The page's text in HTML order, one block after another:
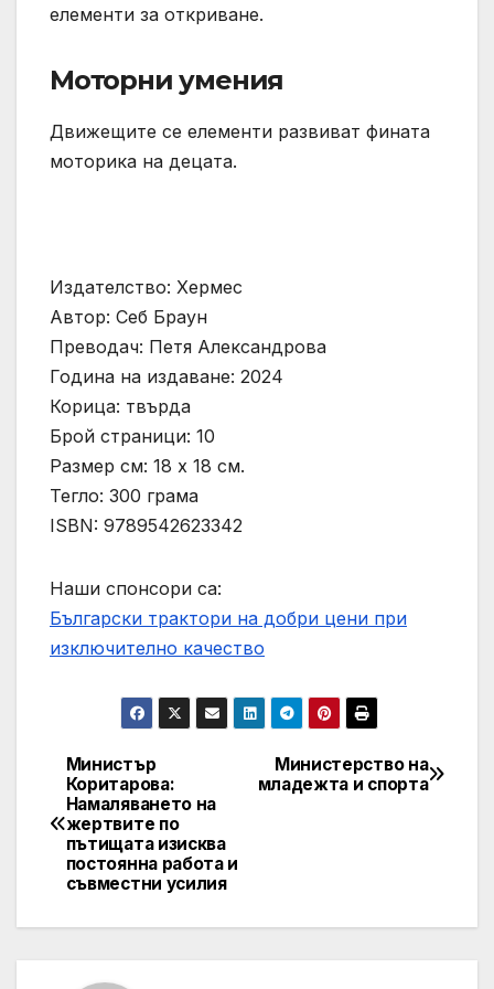
елементи за откриване.
Моторни умения
Движещите се елементи развиват фината
моторика на децата.
Издателство: Хермес
Автор: Себ Браун
Преводач: Петя Александрова
Година на издаване: 2024
Корица: твърда
Брой страници: 10
Размер см: 18 х 18 см.
Тегло: 300 грама
ISBN: 9789542623342
Наши спонсори са:
Български трактори на добри цени при
изключително качество
Post
navigation
Министерство на
младежта и спорта
Министър
Коритарова:
Намаляването на
жертвите по
пътищата изисква
постоянна работа и
съвместни усилия